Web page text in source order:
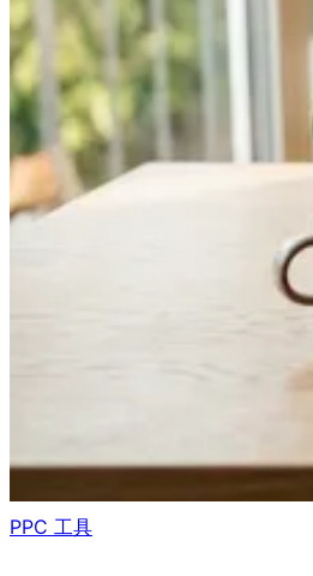
PPC 工具